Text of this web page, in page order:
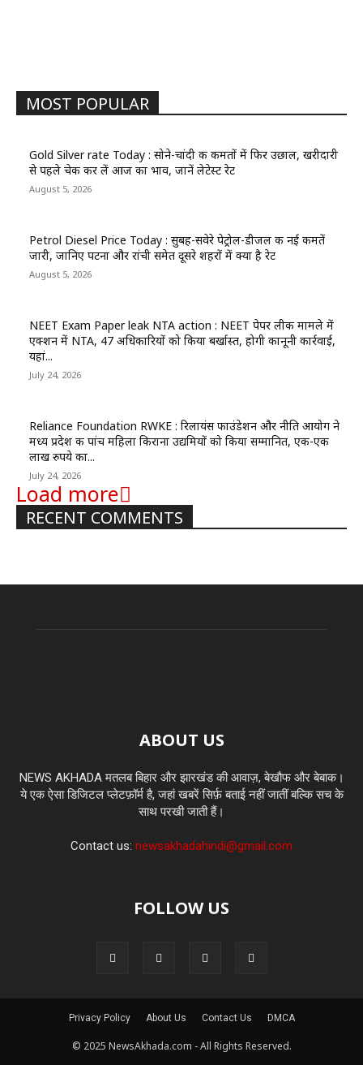
MOST POPULAR
Gold Silver rate Today : सोने-चांदी की कीमतों में फिर उछाल, खरीदारी
से पहले चेक कर लें आज का भाव, जानें लेटेस्ट रेट
August 5, 2026
Petrol Diesel Price Today : सुबह-सवेरे पेट्रोल-डीजल की नई कीमतें
जारी, जानिए पटना और रांची समेत दूसरे शहरों में क्या है रेट
August 5, 2026
NEET Exam Paper leak NTA action : NEET पेपर लीक मामले में
एक्शन में NTA, 47 अधिकारियों को किया बर्खास्त, होगी कानूनी कार्रवाई,
यहां...
July 24, 2026
Reliance Foundation RWKE : रिलायंस फाउंडेशन और नीति आयोग ने
मध्य प्रदेश की पांच महिला किराना उद्यमियों को किया सम्मानित, एक-एक
लाख रुपये का...
July 24, 2026
Load more
RECENT COMMENTS
ABOUT US
NEWS AKHADA मतलब बिहार और झारखंड की आवाज़, बेखौफ और बेबाक।
ये एक ऐसा डिजिटल प्लेटफ़ॉर्म है, जहां खबरें सिर्फ़ बताई नहीं जातीं बल्कि सच के
साथ परखी जाती हैं।
Contact us: newsakhadahindi@gmail.com
FOLLOW US
Privacy Policy About Us Contact Us DMCA
© 2025 NewsAkhada.com - All Rights Reserved.